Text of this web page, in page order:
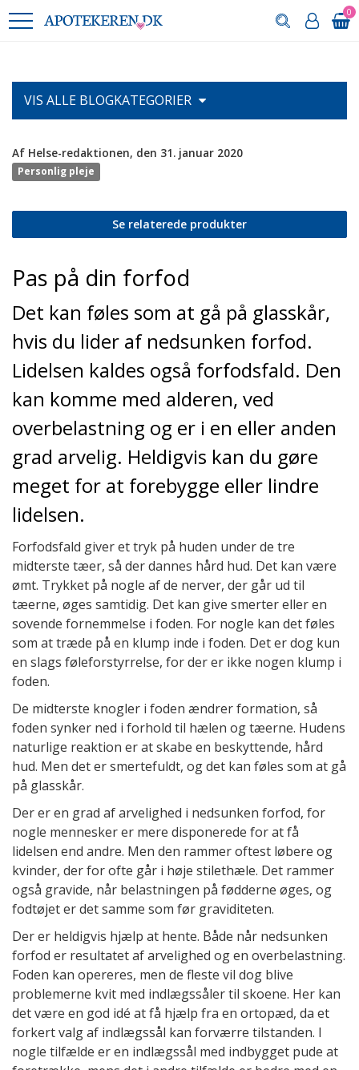
0
VIS ALLE BLOGKATEGORIER
Af Helse-redaktionen, den 31. januar 2020
Personlig pleje
Se relaterede produkter
Pas på din forfod
Det kan føles som at gå på glasskår,
hvis du lider af nedsunken forfod.
Lidelsen kaldes også forfodsfald. Den
kan komme med alderen, ved
overbelastning og er i en eller anden
grad arvelig. Heldigvis kan du gøre
meget for at forebygge eller lindre
lidelsen.
Forfodsfald giver et tryk på huden under de tre
midterste tæer, så der dannes hård hud. Det kan være
ømt. Trykket på nogle af de nerver, der går ud til
tæerne, øges samtidig. Det kan give smerter eller en
sovende fornemmelse i foden. For nogle kan det føles
som at træde på en klump inde i foden. Det er dog kun
en slags føleforstyrrelse, for der er ikke nogen klump i
foden.
De midterste knogler i foden ændrer formation, så
foden synker ned i forhold til hælen og tæerne. Hudens
naturlige reaktion er at skabe en beskyttende, hård
hud. Men det er smertefuldt, og det kan føles som at gå
på glasskår.
Der er en grad af arvelighed i nedsunken forfod, for
nogle mennesker er mere disponerede for at få
lidelsen end andre. Men den rammer oftest løbere og
kvinder, der for ofte går i høje stilethæle. Det rammer
også gravide, når belastningen på fødderne øges, og
fodtøjet er det samme som før graviditeten.
Der er heldigvis hjælp at hente. Både når nedsunken
forfod er resultatet af arvelighed og en overbelastning.
Foden kan opereres, men de fleste vil dog blive
problemerne kvit med indlægssåler til skoene. Her kan
det være en god idé at få hjælp fra en ortopæd, da et
forkert valg af indlægssål kan forværre tilstanden. I
nogle tilfælde er en indlægssål med indbygget pude at